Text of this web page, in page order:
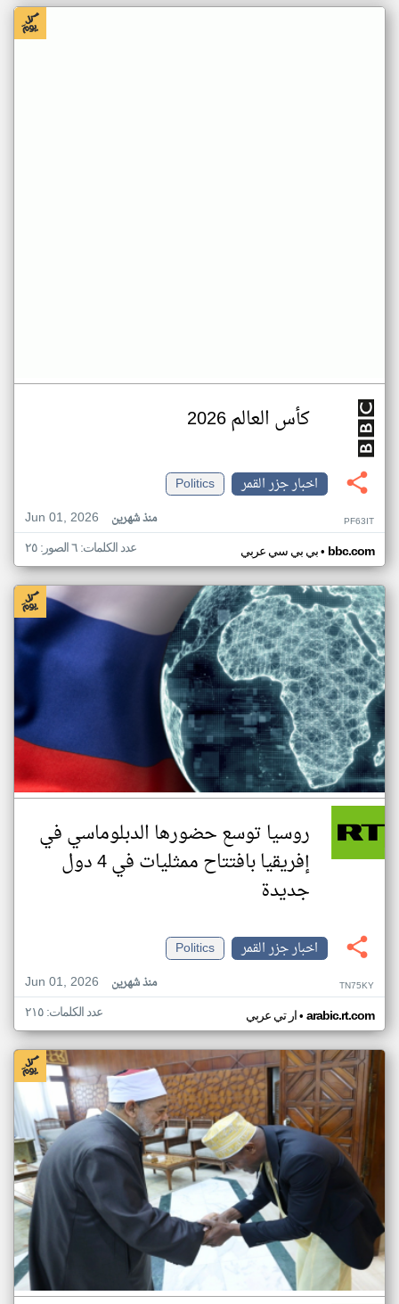
كأس العالم 2026
اخبار جزر القمر
Politics
Jun 01, 2026
منذ شهرين PF63IT
بي بي سي عربي• bbc.com عدد الكلمات: ٦ الصور: ٢٥
روسيا توسع حضورها الدبلوماسي في
إفريقيا بافتتاح ممثليات في 4 دول
جديدة
اخبار جزر القمر
Politics
Jun 01, 2026
منذ شهرين TN75KY
ار تي عربي• arabic.rt.com عدد الكلمات: ٢١٥